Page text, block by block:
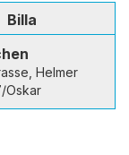
Billa
Helmer
Oskar